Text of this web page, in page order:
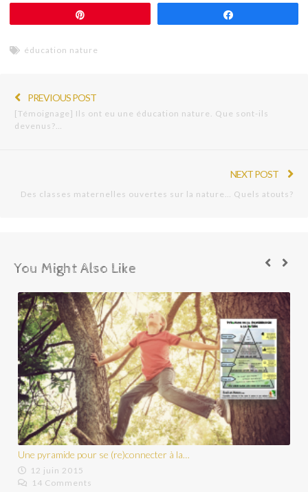
éducation nature
PREVIOUS POST
[Témoignage] Ils ont eu une éducation nature. Que sont-ils
devenus?…
NEXT POST
Des classes maternelles ouvertes sur la nature… Quels atouts?
You Might Also Like
Une pyramide pour se (re)connecter à la…
12 juin 2015
14 Comments